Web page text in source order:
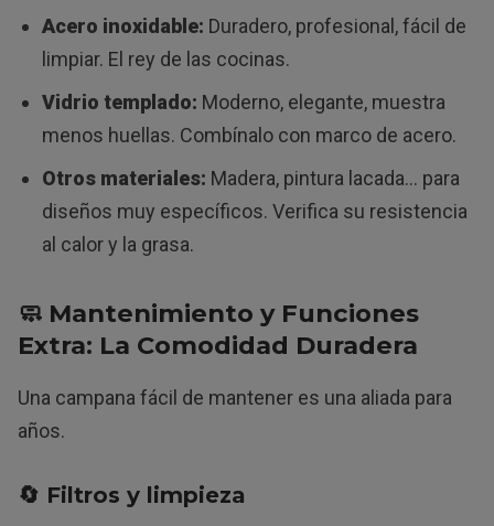
Acero inoxidable: Duradero, profesional, fácil de
limpiar. El rey de las cocinas.
Vidrio templado: Moderno, elegante, muestra
menos huellas. Combínalo con marco de acero.
Otros materiales: Madera, pintura lacada… para
diseños muy específicos. Verifica su resistencia
al calor y la grasa.
🧼 Mantenimiento y Funciones
Extra: La Comodidad Duradera
Una campana fácil de mantener es una aliada para
años.
🔄 Filtros y limpieza